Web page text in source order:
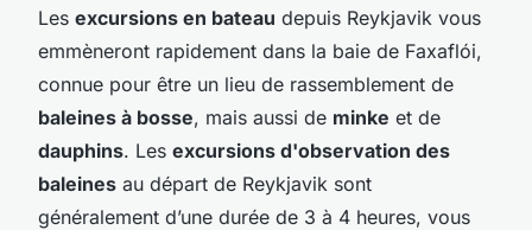
Les excursions en bateau depuis Reykjavik vous
emmèneront rapidement dans la baie de Faxaflói,
connue pour être un lieu de rassemblement de
baleines à bosse, mais aussi de minke et de
dauphins. Les excursions d'observation des
baleines au départ de Reykjavik sont
généralement d’une durée de 3 à 4 heures, vous